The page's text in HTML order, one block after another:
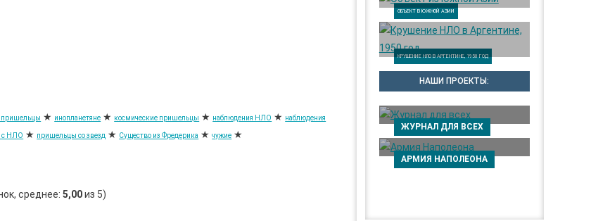
пришельцы ★ инопланетяне ★ космические пришельцы ★ наблюдения НЛО ★ наблюдения
с НЛО ★ пришельцы со звезд ★ Существо из Фредерика ★чужие ★
среднее:5,00из 5)
ОБЪЕКТ В ЮЖНОЙ АЗИИ
КРУШЕНИЕ НЛО В АРГЕНТИНЕ, 1950 ГОД
НАШИ ПРОЕКТЫ:
ЖУРНАЛ ДЛЯ ВСЕХ
АРМИЯ НАПОЛЕОНА